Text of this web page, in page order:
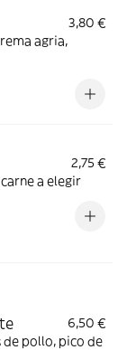
3,80 €
agria,
2,75 €
a elegir
6,50 €
de pollo, pico de